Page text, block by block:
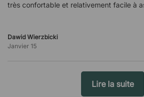
très confortable et relativement facile à
Dawid Wierzbicki
Janvier 15
Lire la suite